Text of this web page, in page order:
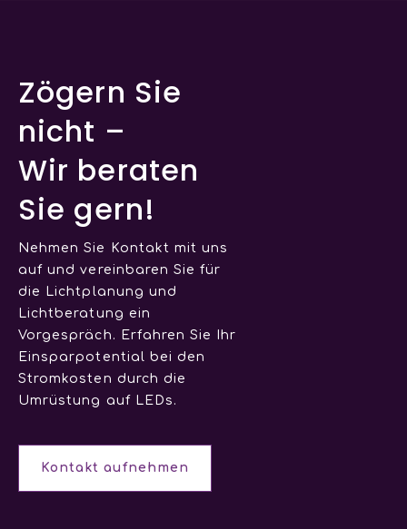
Zögern Sie
nicht –
Wir beraten
Sie gern!
Nehmen Sie Kontakt mit uns
auf und vereinbaren Sie für
die Lichtplanung und
Lichtberatung ein
Vorgespräch. Erfahren Sie Ihr
Einsparpotential bei den
Stromkosten durch die
Umrüstung auf LEDs.
Kontakt aufnehmen